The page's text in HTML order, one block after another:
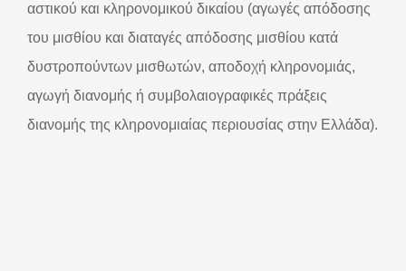
αστικού και κληρονομικού δικαίου (αγωγές απόδοσης
του μισθίου και διαταγές απόδοσης μισθίου κατά
δυστροπούντων μισθωτών, αποδοχή κληρονομιάς,
αγωγή διανομής ή συμβολαιογραφικές πράξεις
διανομής της κληρονομιαίας περιουσίας στην Ελλάδα).